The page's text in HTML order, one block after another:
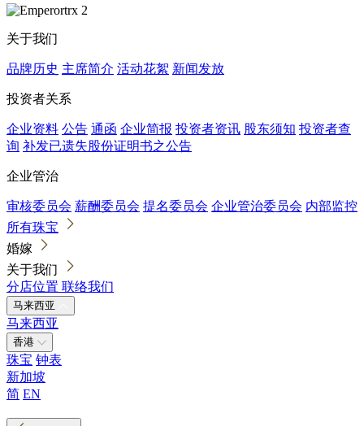
关于我们
品牌历史 主席简介 活动花絮 新闻发放
投资者关系
企业资料 公告 通函 企业简报 投资者资讯 股东须知 投资者查
询 补发已遗失股份证明书之公告
企业管治
审核委员会 薪酬委员会 提名委员会 企业管治委员会 内部监控
所有珠宝
婚嫁
关于我们
分店位置 联络我们
马来西亚
马来西亚
香港
珠宝 钟表
新加坡
简 EN